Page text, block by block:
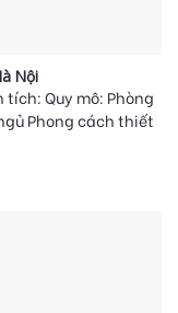
Nội
Quy mô: Phòng
Phong cách thiết